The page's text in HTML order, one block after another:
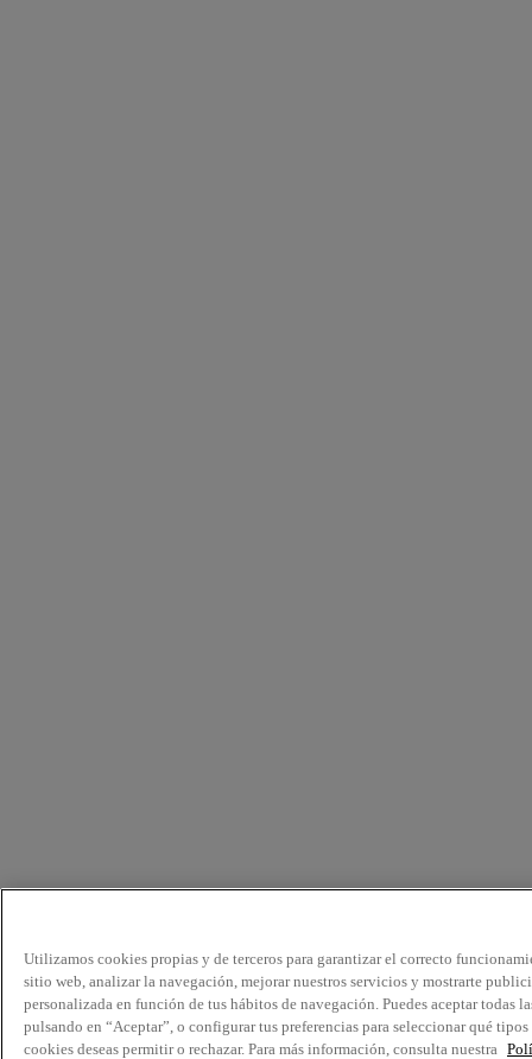
Utilizamos cookies propias y de terceros para garantizar el correcto
sitio web, analizar la navegación, mejorar nuestros servicios y mostrarte
personalizada en función de tus hábitos de navegación. Puedes aceptar todas
pulsando en “Aceptar”, o configurar tus preferencias para seleccionar qué tipos
cookies deseas permitir o rechazar. Para más información, consulta nuestra